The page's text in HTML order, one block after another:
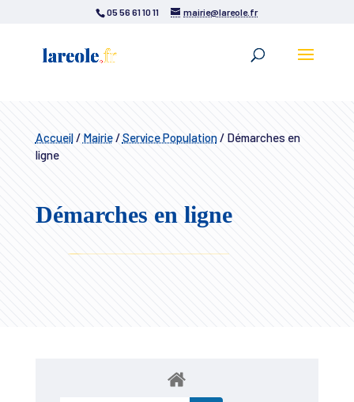
05 56 61 10 11 mairie@lareole.fr
Accueil/ Mairie/Service Population/Démarches en
ligne
Démarches en ligne